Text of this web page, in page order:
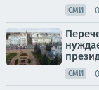
СМИ
СМИ